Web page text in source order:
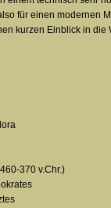
für einen modernen
kurzen Einblick in die
370 v.Chr.)